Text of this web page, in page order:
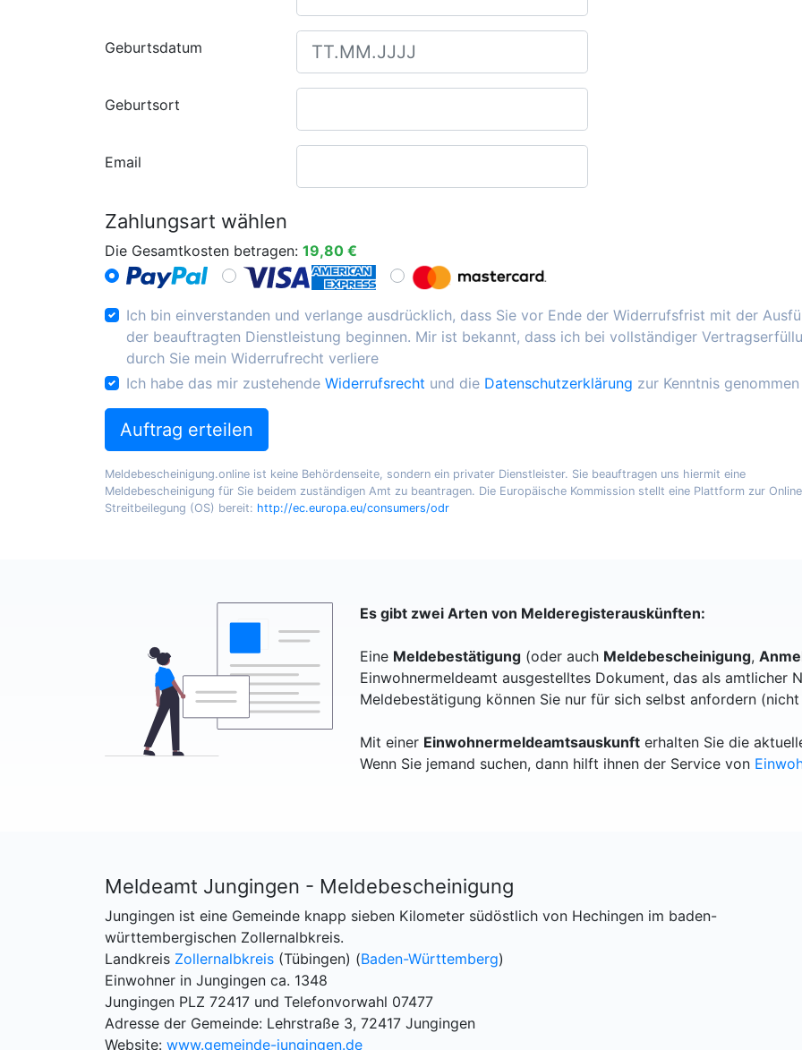
Geburtsdatum
Geburtsort
Email
Zahlungsart wählen
Die Gesamtkosten betragen: 19,80 €
Ich bin einverstanden und verlange ausdrücklich, dass Sie vor Ende der Widerrufsfrist mit der
der beauftragten Dienstleistung beginnen. Mir ist bekannt, dass ich bei vollständiger
durch Sie mein Widerrufrecht verliere
Ich habe das mir zustehende Widerrufsrecht und die Datenschutzerklärung zur Kenntnis genommen
Auftrag erteilen
Meldebescheinigung.online ist keine Behördenseite, sondern ein privater Dienstleister. Sie beauftragen uns hiermit eine
Meldebescheinigung für Sie beidem zuständigen Amt zu beantragen. Die Europäische Kommission stellt eine Plattform zur
Streitbeilegung (OS) bereit: http://ec.europa.eu/consumers/odr
Es gibt zwei Arten von Melderegisterauskünften:
Eine Meldebestätigung (oder auch Meldebescheinigung,
Einwohnermeldeamt ausgestelltes Dokument, das als amtlicher
Meldebestätigung können Sie nur für sich selbst anfordern
Mit einer Einwohnermeldeamtsauskunft erhalten Sie die
Wenn Sie jemand suchen, dann hilft ihnen der Service von
Meldeamt Jungingen - Meldebescheinigung
Jungingen ist eine Gemeinde knapp sieben Kilometer südöstlich von Hechingen im baden-
württembergischen Zollernalbkreis.
Landkreis Zollernalbkreis (Tübingen) (Baden-Württemberg)
Einwohner in Jungingen ca. 1348
Jungingen PLZ 72417 und Telefonvorwahl 07477
Adresse der Gemeinde: Lehrstraße 3, 72417 Jungingen
Website: www.gemeinde-jungingen.de